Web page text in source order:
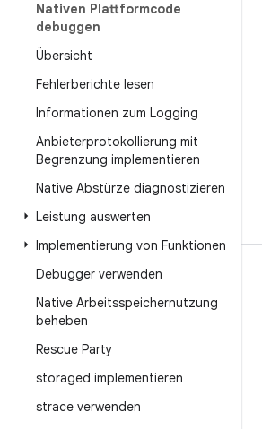
Nativen Plattformcode
debuggen
Übersicht
Fehlerberichte lesen
Informationen zum Logging
Anbieterprotokollierung mit
Begrenzung implementieren
Native Abstürze diagnostizieren
Leistung auswerten
Implementierung von Funktionen
Debugger verwenden
Native Arbeitsspeichernutzung
beheben
Rescue Party
storaged implementieren
strace verwenden
BUILD
Android-Repository